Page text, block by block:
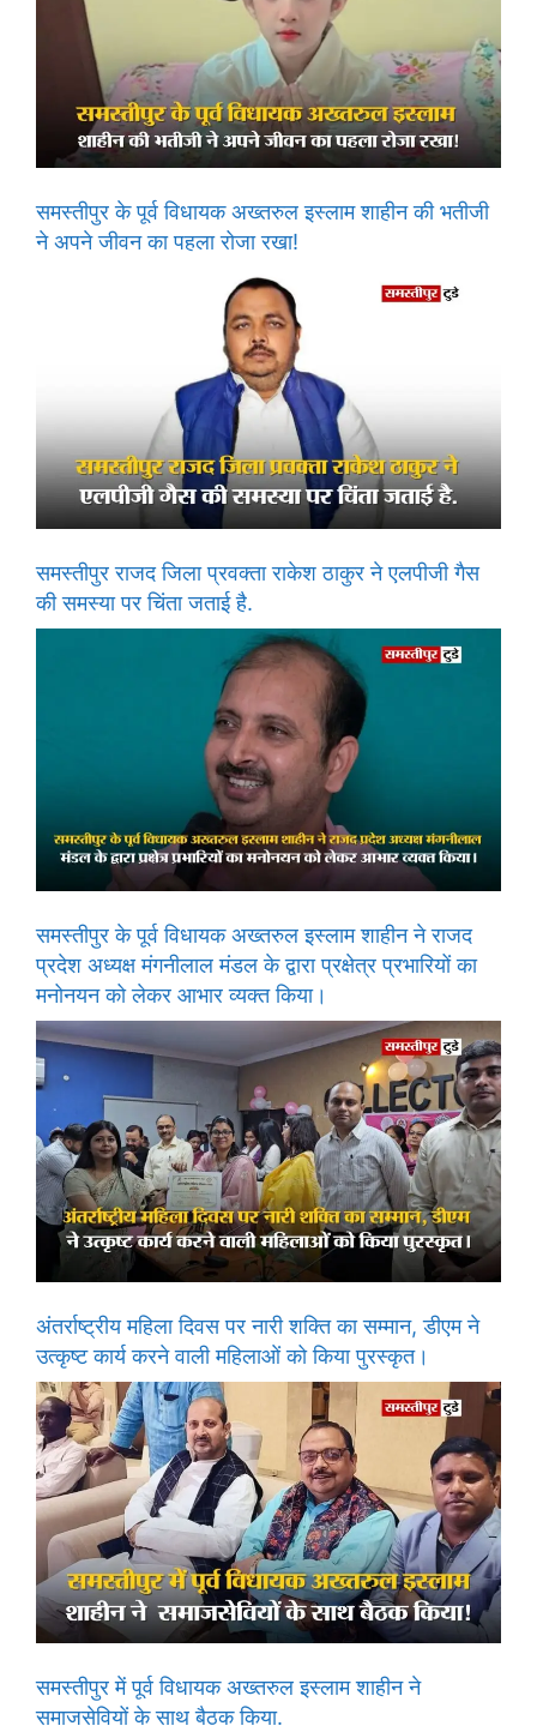
समस्तीपुर के पूर्व विधायक अख्तरुल इस्लाम शाहीन की भतीजी
ने अपने जीवन का पहला रोजा रखा!
समस्तीपुर राजद जिला प्रवक्ता राकेश ठाकुर ने एलपीजी गैस
की समस्या पर चिंता जताई है.
समस्तीपुर के पूर्व विधायक अख्तरुल इस्लाम शाहीन ने राजद
प्रदेश अध्यक्ष मंगनीलाल मंडल के द्वारा प्रक्षेत्र प्रभारियों का
मनोनयन को लेकर आभार व्यक्त किया।
अंतर्राष्ट्रीय महिला दिवस पर नारी शक्ति का सम्मान, डीएम ने
उत्कृष्ट कार्य करने वाली महिलाओं को किया पुरस्कृत।
समस्तीपुर में पूर्व विधायक अख्तरुल इस्लाम शाहीन ने
समाजसेवियों के साथ बैठक किया.